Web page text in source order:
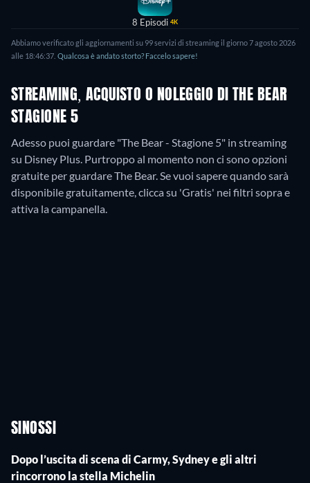
8 Episodi 4K
Abbiamo verificato gli aggiornamenti su 99servizi di streaming il giorno7 agosto 2026
alle 18:46:37 Qualcosa è andato storto? Faccelo sapere!
STREAMING, ACQUISTO O NOLEGGIO DI THE BEAR
STAGIONE 5
Adesso puoi guardare "The Bear - Stagione 5" in streaming
su Disney Plus. Purtroppo al momento non ci sono opzioni
gratuite per guardare The Bear. Se vuoi sapere quando sarà
disponibile gratuitamente, clicca su 'Gratis' nei filtri sopra e
attiva la campanella.
SINOSSI
Dopo l’uscita di scena di Carmy, Sydney e gli altri
rincorrono la stella Michelin